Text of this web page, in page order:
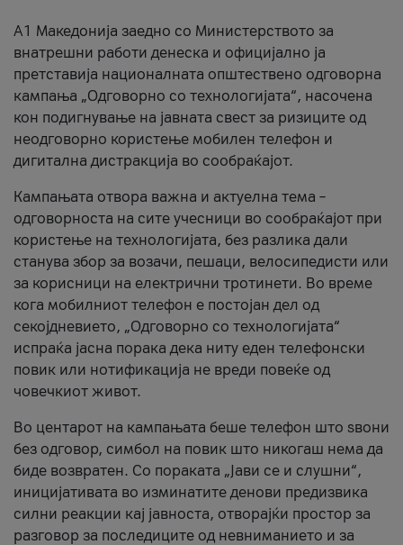
A1 Македонија заедно со Министерството за
внатрешни работи денеска и официјално ја
претставија националната општествено одговорна
кампања „Одговорно со технологијата“, насочена
кон подигнување на јавната свест за ризиците од
неодговорно користење мобилен телефон и
дигитална дистракција во сообраќајот.
Кампањата отвора важна и актуелна тема –
одговорноста на сите учесници во сообраќајот при
користење на технологијата, без разлика дали
станува збор за возачи, пешаци, велосипедисти или
за корисници на електрични тротинети. Во време
кога мобилниот телефон е постојан дел од
секојдневието, „Одговорно со технологијата“
испраќа јасна порака дека ниту еден телефонски
повик или нотификација не вреди повеќе од
човечкиот живот.
Во центарот на кампањата беше телефон што ѕвони
без одговор, симбол на повик што никогаш нема да
биде возвратен. Со пораката „Јави се и слушни“,
иницијативата во изминатите денови предизвика
силни реакции кај јавноста, отворајќи простор за
разговор за последиците од невниманието и за